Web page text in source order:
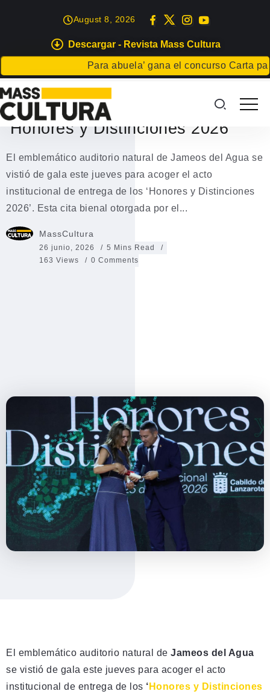
Descargar - Revista Mass Cultura
Para abuela’ gana el concurso Carta para una
August 8, 2026
NOTICIAS SOCIEDAD
Jameos del Agua acoge el
emotivo acto institucional
‘Honores y Distinciones 2026’
El emblemático auditorio natural de Jameos del Agua se
vistió de gala este jueves para acoger el acto
institucional de entrega de los ‘Honores y Distinciones
2026’. Esta cita bienal otorgada por el...
MassCultura
26 junio, 2026
5 Mins Read
163 Views
0 Comments
El emblemático auditorio natural de Jameos del Agua
se vistió de gala este jueves para acoger el acto
institucional de entrega de los ‘ Honores y Distinciones